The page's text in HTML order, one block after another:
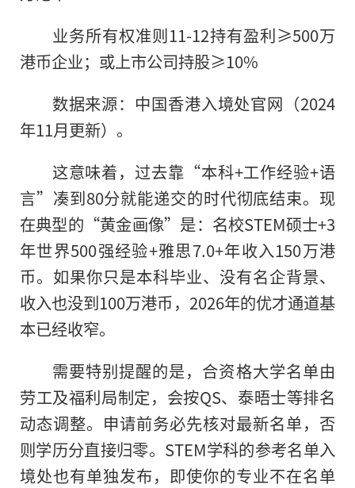
业务所有权准则11-12持有盈利≥500万
港币企业；或上市公司持股≥10%
数据来源：中国香港入境处官网（2024
年11月更新）。
这意味着，过去靠“本科+工作经验+语
言”凑到80分就能递交的时代彻底结束。现
在典型的“黄金画像”是：名校STEM硕士+3
年世界500强经验+雅思7.0+年收入150万港
币。如果你只是本科毕业、没有名企背景、
收入也没到100万港币，2026年的优才通道基
本已经收窄。
需要特别提醒的是，合资格大学名单由
劳工及福利局制定，会按QS、泰晤士等排名
动态调整。申请前务必先核对最新名单，否
则学历分直接归零。STEM学科的参考名单入
境处也有单独发布，即使你的专业不在名单